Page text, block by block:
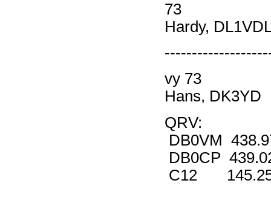
73
Hardy,
vy 73
Hans, DK3YD
QRV:
DB0VM
DB0CP
C12